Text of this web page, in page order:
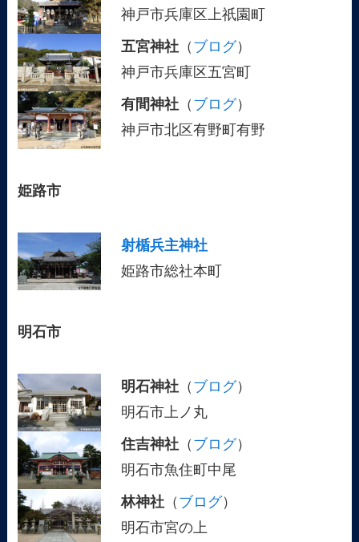
神戸市兵庫区上祇園町
五宮神社（ ブログ）
神戸市兵庫区五宮町
有間神社（ ブログ）
神戸市北区有野町有野
姫路市
射楯兵主神社
姫路市総社本町
明石市
明石神社（ ブログ）
明石市上ノ丸
住吉神社（ ブログ）
明石市魚住町中尾
林神社（ ブログ）
明石市宮の上